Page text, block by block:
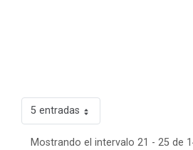
5 entradas
Mostrando el intervalo 21 - 25 de